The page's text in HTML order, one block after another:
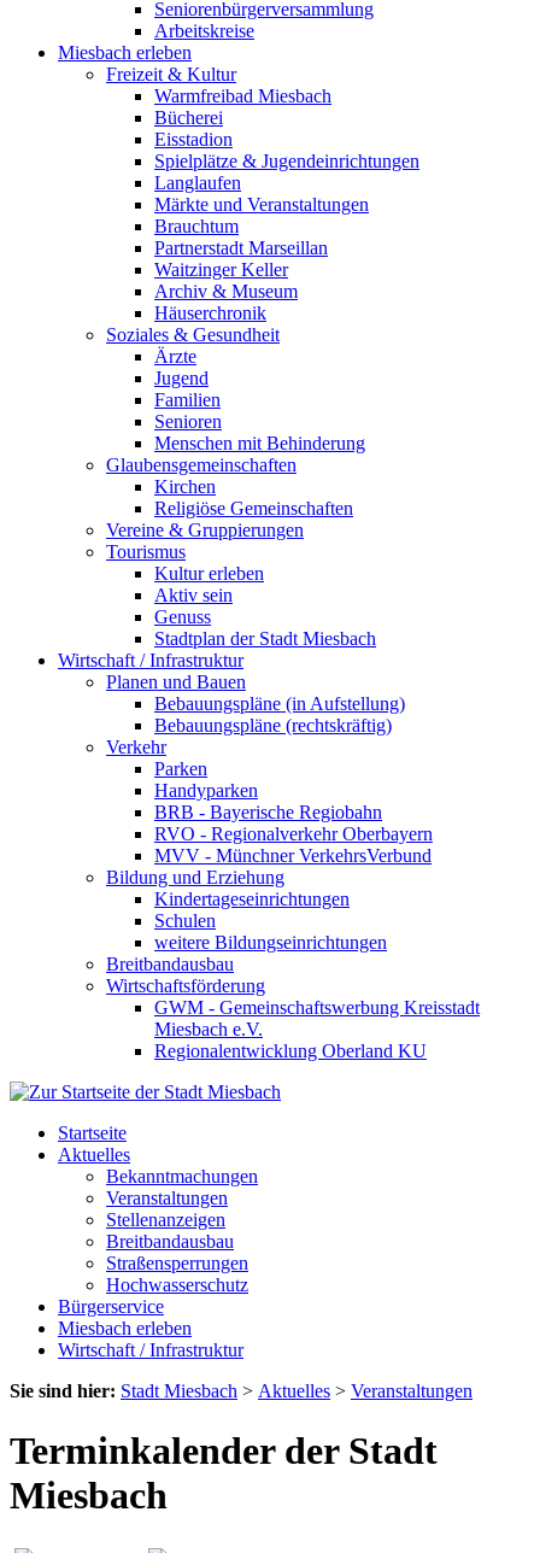
Seniorenbürgerversammlung
Arbeitskreise
Miesbach erleben
Freizeit & Kultur
Warmfreibad Miesbach
Bücherei
Eisstadion
Spielplätze & Jugendeinrichtungen
Langlaufen
Märkte und Veranstaltungen
Brauchtum
Partnerstadt Marseillan
Waitzinger Keller
Archiv & Museum
Häuserchronik
Soziales & Gesundheit
Ärzte
Jugend
Familien
Senioren
Menschen mit Behinderung
Glaubensgemeinschaften
Kirchen
Religiöse Gemeinschaften
Vereine & Gruppierungen
Tourismus
Kultur erleben
Aktiv sein
Genuss
Stadtplan der Stadt Miesbach
Wirtschaft / Infrastruktur
Planen und Bauen
Bebauungspläne (in Aufstellung)
Bebauungspläne (rechtskräftig)
Verkehr
Parken
Handyparken
BRB - Bayerische Regiobahn
RVO - Regionalverkehr Oberbayern
MVV - Münchner VerkehrsVerbund
Bildung und Erziehung
Kindertageseinrichtungen
Schulen
weitere Bildungseinrichtungen
Breitbandausbau
Wirtschaftsförderung
GWM - Gemeinschaftswerbung Kreisstadt
Miesbach e.V.
Regionalentwicklung Oberland KU
Startseite
Aktuelles
Bekanntmachungen
Veranstaltungen
Stellenanzeigen
Breitbandausbau
Straßensperrungen
Hochwasserschutz
Bürgerservice
Miesbach erleben
Wirtschaft / Infrastruktur
Sie sind hier: Stadt Miesbach > Aktuelles > Veranstaltungen
Terminkalender der Stadt
Miesbach